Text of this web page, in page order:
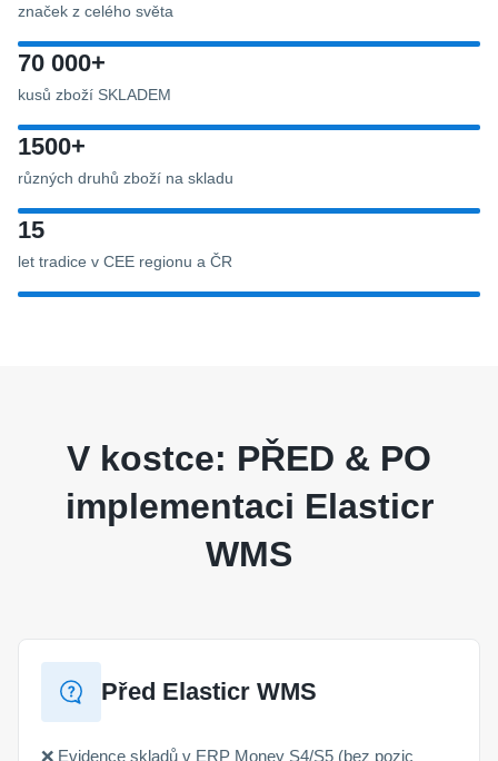
značek z celého světa
70 000+
kusů zboží SKLADEM
1500+
různých druhů zboží na skladu
15
let tradice v CEE regionu a ČR
V kostce: PŘED & PO
implementaci Elasticr
WMS
Před Elasticr WMS
❌ Evidence skladů v ERP Money S4/S5 (bez pozic